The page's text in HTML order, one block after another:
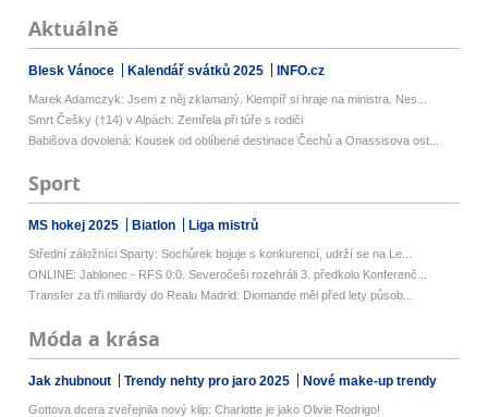
Aktuálně
Blesk Vánoce Kalendář svátků 2025 INFO.cz
Marek Adamczyk: Jsem z něj zklamaný. Klempíř si hraje na ministra. Nes...
Smrt Češky (†14) v Alpách: Zemřela při túře s rodiči
Babišova dovolená: Kousek od oblíbené destinace Čechů a Onassisova ost...
Sport
MS hokej 2025 Biatlon Liga mistrů
Střední záložníci Sparty: Sochůrek bojuje s konkurencí, udrží se na Le...
ONLINE: Jablonec - RFS 0:0. Severočeši rozehráli 3. předkolo Konferenč...
Transfer za tři miliardy do Realu Madrid: Diomande měl před lety působ...
Móda a krása
Jak zhubnout Trendy nehty pro jaro 2025 Nové make-up trendy
Gottova dcera zveřejnila nový klip: Charlotte je jako Olivie Rodrigo!